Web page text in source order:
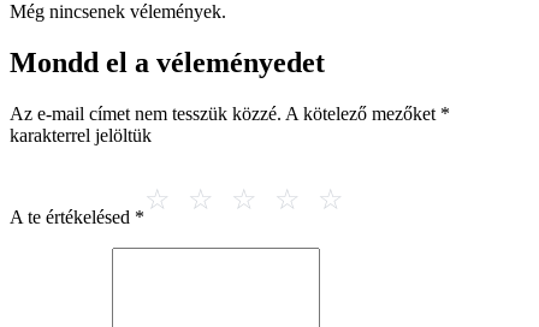
Még nincsenek vélemények.
Mondd el a véleményedet
Az e-mail címet nem tesszük közzé. A kötelező mezőket *
karakterrel jelöltük
A te értékelésed *